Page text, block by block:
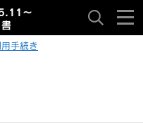
～
手続き